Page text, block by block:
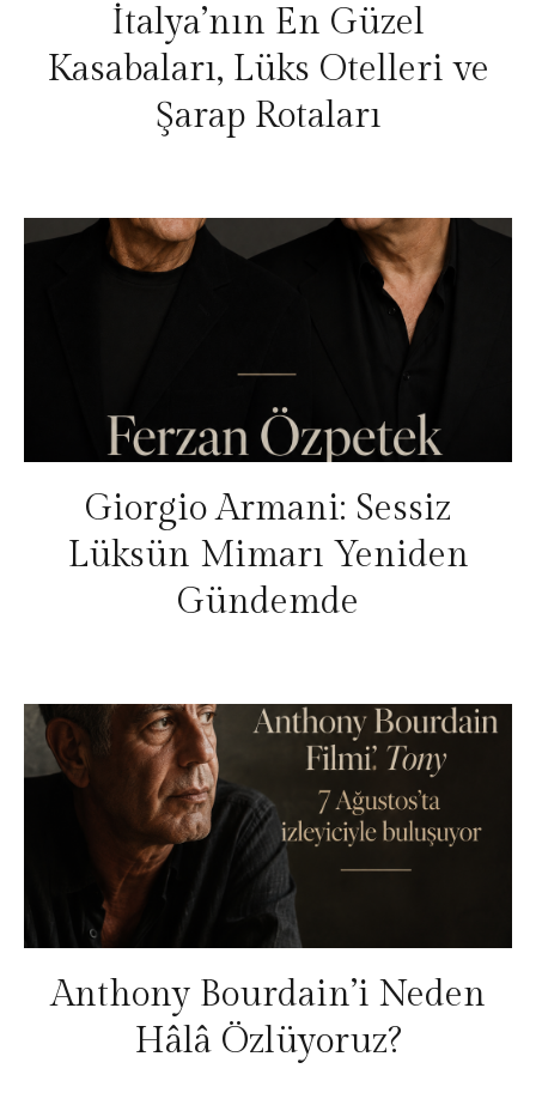
İtalya’nın En Güzel
Kasabaları, Lüks Otelleri ve
Şarap Rotaları
Giorgio Armani: Sessiz
Lüksün Mimarı Yeniden
Gündemde
Anthony Bourdain’i Neden
Hâlâ Özlüyoruz?